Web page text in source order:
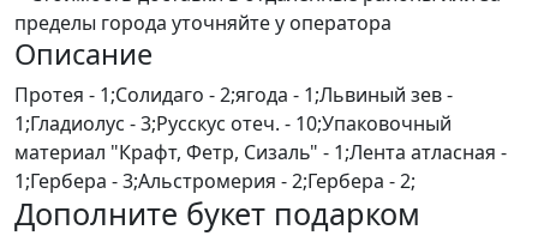
пределы города уточняйте у оператора
Описание
Протея - 1;Солидаго - 2;ягода - 1;Львиный зев -
1;Гладиолус - 3;Русскус отеч. - 10;Упаковочный
материал "Крафт, Фетр, Сизаль" - 1;Лента атласная -
1;Гербера - 3;Альстромерия - 2;Гербера - 2;
Дополните букет подарком